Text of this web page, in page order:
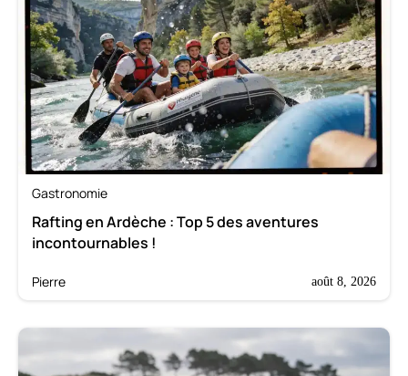
Gastronomie
Rafting en Ardèche : Top 5 des aventures
incontournables !
Pierre août 8, 2026